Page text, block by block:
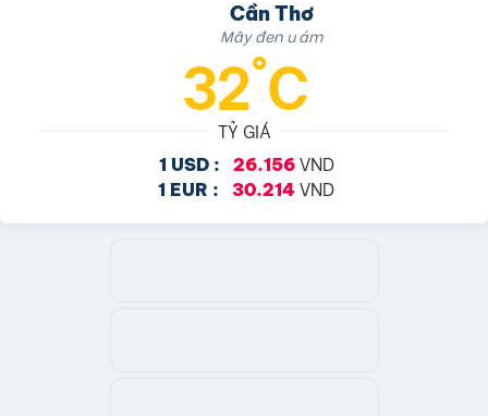
Cần Thơ
Mây đen u ám
32°C
TỶ GIÁ
1 USD : 26.156VND
1 EUR : 30.214 VND